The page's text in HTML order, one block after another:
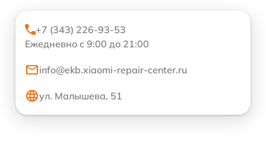
+7 (343) 226-93-53
Ежедневно с 9:00 до 21:00
info@ekb.xiaomi-repair-center.ru
ул. Малышева, 51